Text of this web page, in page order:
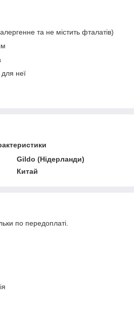
та не містить фталатів)
неї
Gildo (Нідерланди)
Китай
по передоплаті.